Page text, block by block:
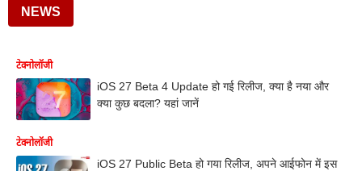
NEWS
टेक्नोलॉजी
iOS 27 Beta 4 Update हो गई रिलीज, क्या है नया और
क्या कुछ बदला? यहां जानें
टेक्नोलॉजी
iOS 27 Public Beta हो गया रिलीज, अपने आईफोन में इस